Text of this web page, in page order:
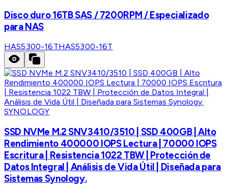
Disco duro 16TB SAS / 7200RPM / Especializado
para NAS
HAS5300-16THAS5300-16T
SYNOLOGY
SSD NVMe M.2 SNV3410/3510 | SSD 400GB | Alto
Rendimiento 400000 IOPS Lectura | 70000 IOPS
Escritura | Resistencia 1022 TBW | Protección de
Datos Integral | Análisis de Vida Útil | Diseñada para
Sistemas Synology.